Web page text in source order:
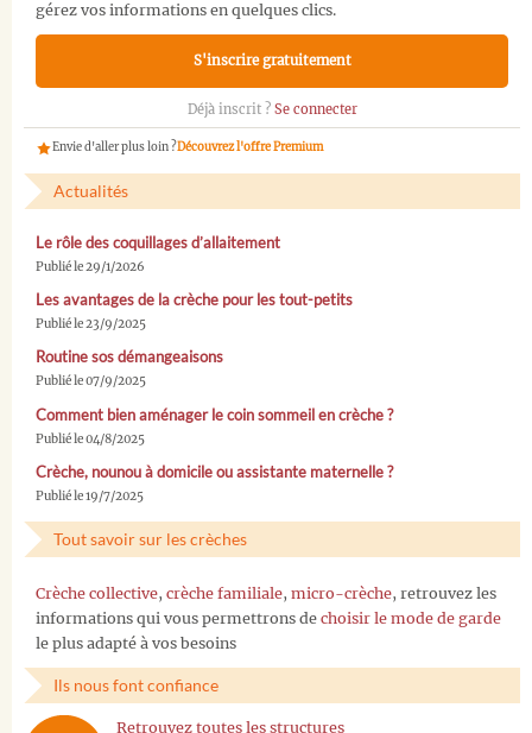
gérez vos informations en quelques clics.
S'inscrire gratuitement
Déjà inscrit ? Se connecter
Envie d'aller plus loin ?Découvrez l'offre Premium
Actualités
Le rôle des coquillages d’allaitement
Publié le 29/1/2026
Les avantages de la crèche pour les tout-petits
Publié le 23/9/2025
Routine sos démangeaisons
Publié le 07/9/2025
Comment bien aménager le coin sommeil en crèche ?
Publié le 04/8/2025
Crèche, nounou à domicile ou assistante maternelle ?
Publié le 19/7/2025
Tout savoir sur les crèches
Crèche collective, crèche familiale, micro-crèche, retrouvez les
informations qui vous permettrons de choisir le mode de garde
le plus adapté à vos besoins
Ils nous font confiance
Retrouvez toutes les structures